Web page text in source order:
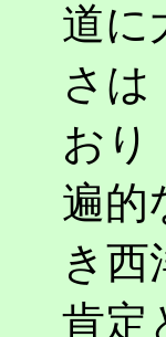
道に
さは
おり
遍的
き西
肯定